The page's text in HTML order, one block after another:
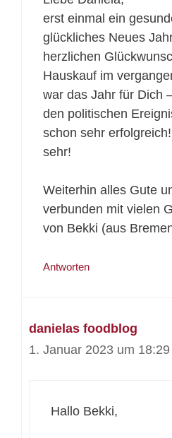
erst einmal ein
glückliches Neues
herzlichen
Hauskauf im
war das Jahr für Dich
den politischen
schon sehr
sehr!
Weiterhin alles Gute
verbunden mit vielen
von Bekki (aus
Antworten
danielas foodblog
1. Januar 2023 um
Hallo Bekki,